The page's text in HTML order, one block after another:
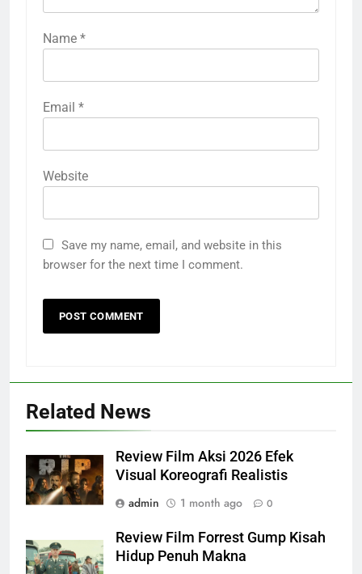
Name *
Email *
Website
Save my name, email, and website in this
browser for the next time I comment.
Related News
Review Film Aksi 2026 Efek
Visual Koreografi Realistis
admin
1 month ago 0
Review Film Forrest Gump Kisah
Hidup Penuh Makna